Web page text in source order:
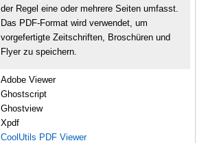
der Regel eine oder mehrere Seiten umfasst.
Das PDF-Format wird verwendet, um
vorgefertigte Zeitschriften, Broschüren und
Flyer zu speichern.
Adobe Viewer
Ghostscript
Ghostview
Xpdf
CoolUtils PDF Viewer